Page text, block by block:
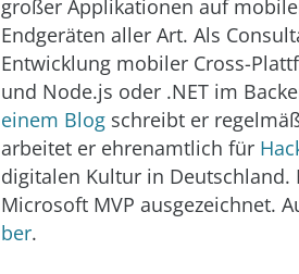
großer Applikationen auf
Endgeräten aller Art. Als
Entwicklung mobiler Cross-
und Node.js oder .NET im
einem Blog schreibt er
arbeitet er ehrenamtlich für
digitalen Kultur in
Microsoft MVP ausgezeichnet.
ber.